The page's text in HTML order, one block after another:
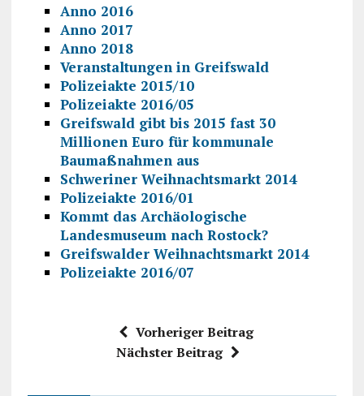
Anno 2016
Anno 2017
Anno 2018
Veranstaltungen in Greifswald
Polizeiakte 2015/10
Polizeiakte 2016/05
Greifswald gibt bis 2015 fast 30
Millionen Euro für kommunale
Baumaßnahmen aus
Schweriner Weihnachtsmarkt 2014
Polizeiakte 2016/01
Kommt das Archäologische
Landesmuseum nach Rostock?
Greifswalder Weihnachtsmarkt 2014
Polizeiakte 2016/07
Vorheriger Beitrag
Nächster Beitrag